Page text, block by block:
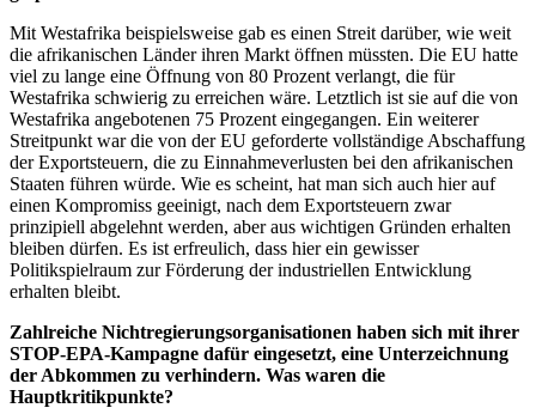
Mit Westafrika beispielsweise gab es einen Streit darüber, wie weit
die afrikanischen Länder ihren Markt öffnen müssten. Die EU hatte
viel zu lange eine Öffnung von 80 Prozent verlangt, die für
Westafrika schwierig zu erreichen wäre. Letztlich ist sie auf die von
Westafrika angebotenen 75 Prozent eingegangen. Ein weiterer
Streitpunkt war die von der EU geforderte vollständige Abschaffung
der Exportsteuern, die zu Einnahmeverlusten bei den afrikanischen
Staaten führen würde. Wie es scheint, hat man sich auch hier auf
einen Kompromiss geeinigt, nach dem Exportsteuern zwar
prinzipiell abgelehnt werden, aber aus wichtigen Gründen erhalten
bleiben dürfen. Es ist erfreulich, dass hier ein gewisser
Politikspielraum zur Förderung der industriellen Entwicklung
erhalten bleibt.
Zahlreiche Nichtregierungsorganisationen haben sich mit ihrer
STOP-EPA-Kampagne dafür eingesetzt, eine Unterzeichnung
der Abkommen zu verhindern. Was waren die
Hauptkritikpunkte?